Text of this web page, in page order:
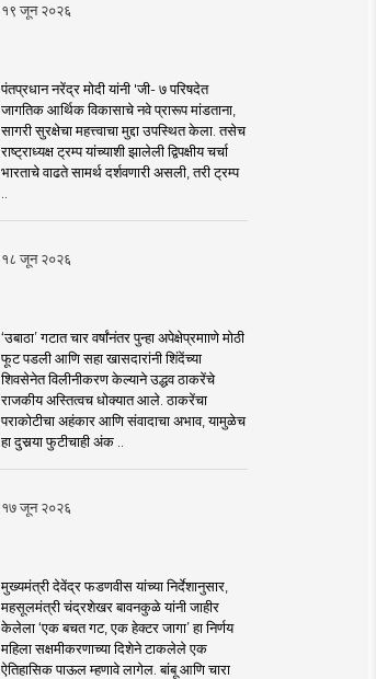
१९ जून २०२६
पंतप्रधान नरेंद्र मोदी यांनी 'जी- ७ परिषदेत
जागतिक आर्थिक विकासाचे नवे प्रारूप मांडताना,
सागरी सुरक्षेचा महत्त्वाचा मुद्दा उपस्थित केला. तसेच
राष्ट्राध्यक्ष ट्रम्प यांच्याशी झालेली द्विपक्षीय चर्चा
भारताचे वाढते सामर्थ दर्शवणारी असली, तरी ट्रम्प
१८ जून २०२६
‘उबाठा’ गटात चार वर्षांनंतर पुन्हा अपेक्षेप्रमााणे मोठी
फूट पडली आणि सहा खासदारांनी शिंदेंच्या
शिवसेनेत विलीनीकरण केल्याने उद्धव ठाकरेंचे
राजकीय अस्तित्वच धोक्यात आले. ठाकरेंचा
पराकोटीचा अहंकार आणि संवादाचा अभाव, यामुळेच
हा दुसर्‍या फुटीचाही अंक ..
१७ जून २०२६
मुख्यमंत्री देवेंद्र फडणवीस यांच्या निर्देशानुसार,
महसूलमंत्री चंद्रशेखर बावनकुळे यांनी जाहीर
केलेला ‘एक बचत गट, एक हेक्टर जागा’ हा निर्णय
महिला सक्षमीकरणाच्या दिशेने टाकलेले एक
ऐतिहासिक पाऊल म्हणावे लागेल. बांबू आणि चारा